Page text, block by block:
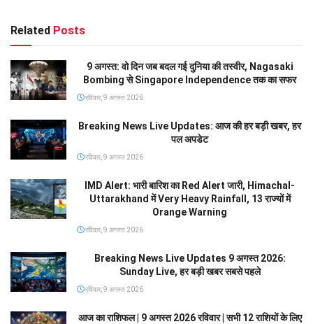
Related Posts
9 अगस्त: वो दिन जब बदल गई दुनिया की तस्वीर, Nagasaki
Bombing से Singapore Independence तक का सफर
रविवार, 9 अगस्त 2026
Breaking News Live Updates: आज की हर बड़ी खबर, हर
पल अपडेट
रविवार, 9 अगस्त 2026
IMD Alert: भारी बारिश का Red Alert जारी, Himachal-
Uttarakhand में Very Heavy Rainfall, 13 राज्यों में
Orange Warning
रविवार, 9 अगस्त 2026
Breaking News Live Updates 9 अगस्त 2026:
Sunday Live, हर बड़ी खबर सबसे पहले
रविवार, 9 अगस्त 2026
आज का राशिफल | 9 अगस्त 2026 रविवार | सभी 12 राशियों के लिए